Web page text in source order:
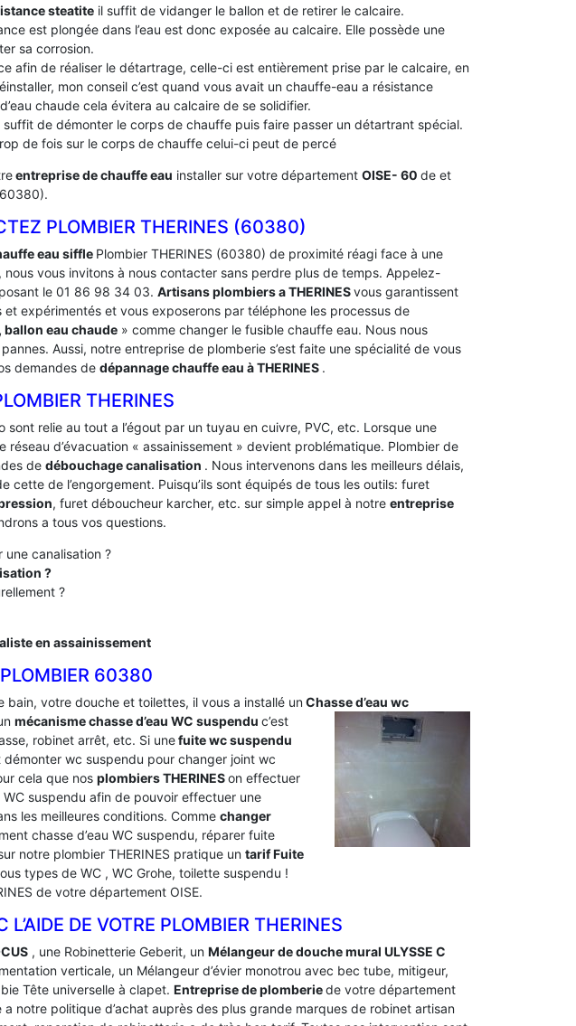
steatiteil suffit de vidanger le ballon et de retirer le calcaire.
est plongée dans l’eau est donc exposée au calcaire. Elle possède une
sa corrosion.
afin de réaliser le détartrage, celle-ci est entièrement prise par le calcaire, en
mon conseil c’est quand vous avait un chauffe-eau a résistance
chaude cela évitera au calcaire de se solidifier.
suffit de démonter le corps de chauffe puis faire passer un détartrant spécial.
de fois sur le corps de chauffe celui-ci peut de percé
entreprise de chauffe eau installer sur votre département OISE- 60 de et
PLOMBIER THERINES (60380)
eau siffle Plombier THERINES (60380) de proximité réagi face à une
vous invitons à nous contacter sans perdre plus de temps. Appelez-
le 01 86 98 34 03. Artisans plombiers a THERINESvous garantissent
expérimentés et vous exposerons par téléphone les processus de
eau chaude » comme changer le fusible chauffe eau. Nous nous
Aussi, notre entreprise de plomberie s’est faite une spécialité de vous
demandes de dépannage chauffe eau à THERINES .
THERINES
sont relie au tout a l’égout par un tuyau en cuivre, PVC, etc. Lorsque une
réseau d’évacuation « assainissement » devient problématique. Plombier de
de débouchage canalisation . Nous intervenons dans les meilleurs délais,
cette de l’engorgement. Puisqu’ils sont équipés de tous les outils: furet
, furet déboucheur karcher, etc. sur simple appel à notre entreprise
a tous vos questions.
canalisation ?
?
?
en assainissement
60380
bain, votre douche et toilettes, il vous a installé unChasse d’eau wc
mécanisme chasse d’eau WC suspendu c’est
robinet arrêt, etc. Si unefuite wc suspendu
wc suspendu pour changer joint wc
cela que nos plombiers THERINESon effectuer
suspendu afin de pouvoir effectuer une
les meilleures conditions. Comme changer
chasse d’eau WC suspendu, réparer fuite
notre plombier THERINES pratique un tarif Fuite
types de WC , WC Grohe, toilette suspendu !
de votre département OISE.
DE VOTRE PLOMBIER THERINES
, une Robinetterie Geberit, un Mélangeur de douche mural ULYSSE C
verticale, un Mélangeur d’évier monotrou avec bec tube, mitigeur,
Tête universelle à clapet. Entreprise de plomberiede votre département
notre politique d’achat auprès des plus grande marques de robinet artisan